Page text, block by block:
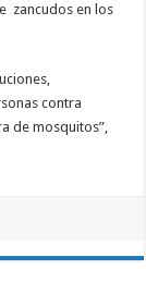
zancudos en los
contra
de mosquitos”,